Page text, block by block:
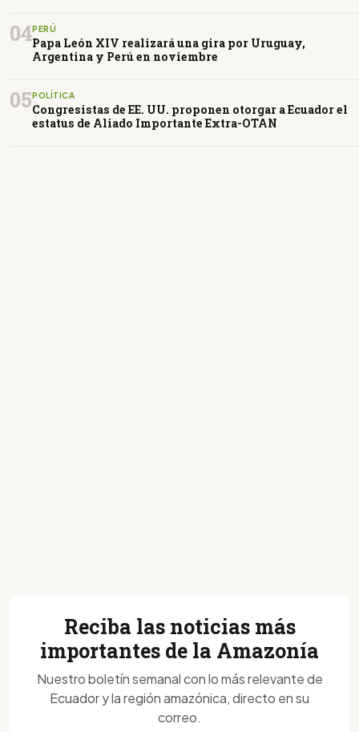
04PERÚ
Papa León XIV realizará una gira por Uruguay,
Argentina y Perú en noviembre
05POLÍTICA
Congresistas de EE. UU. proponen otorgar a Ecuador el
estatus de Aliado Importante Extra-OTAN
Reciba las noticias más
importantes de la Amazonía
Nuestro boletín semanal con lo más relevante de
Ecuador y la región amazónica, directo en su
correo.